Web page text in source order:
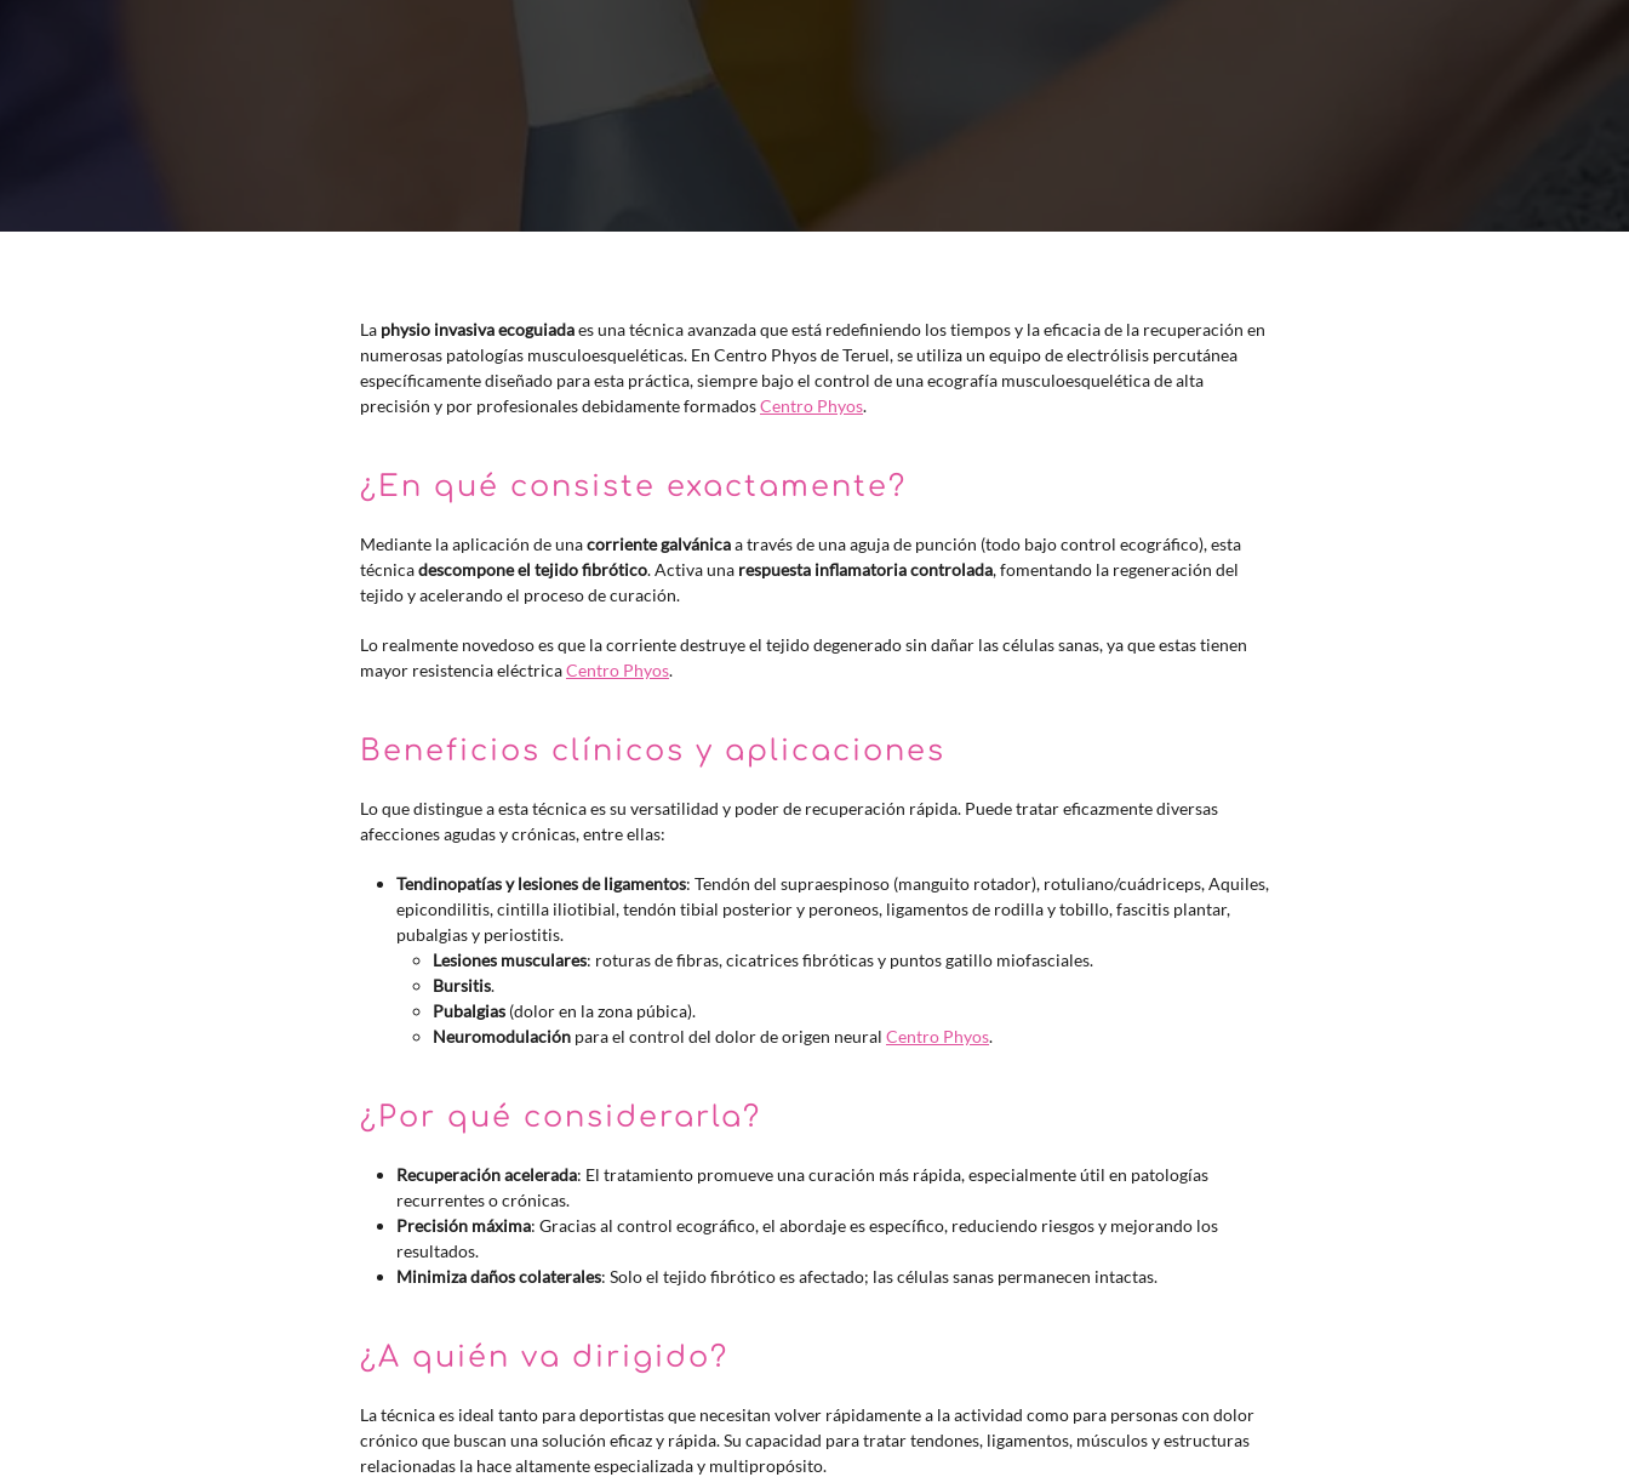
La physio invasiva ecoguiadaes una técnica avanzada que está redefiniendo los tiempos y la eficacia de la recuperación en
numerosas patologías musculoesqueléticas. En Centro Phyos de Teruel, se utiliza un equipo de electrólisis percutánea
específicamente diseñado para esta práctica, siempre bajo el control de una ecografía musculoesquelética de alta
precisión y por profesionales debidamente formadosCentro Phyos.
¿En qué consiste exactamente?
Mediante la aplicación de unacorriente galvánicaa través de una aguja de punción (todo bajo control ecográfico), esta
técnicadescompone el tejido fibrótico. Activa una respuesta inflamatoria controlada, fomentando la regeneración del
tejido y acelerando el proceso de curación.
Lo realmente novedoso es que la corriente destruye el tejido degenerado sin dañar las células sanas, ya que estas tienen
mayor resistencia eléctricaCentro Phyos.
Beneficios clínicos y aplicaciones
Lo que distingue a esta técnica es su versatilidad y poder de recuperación rápida. Puede tratar eficazmente diversas
afecciones agudas y crónicas, entre ellas:
Tendinopatías y lesiones de ligamentos: Tendón del supraespinoso (manguito rotador), rotuliano/cuádriceps, Aquiles,
epicondilitis, cintilla iliotibial, tendón tibial posterior y peroneos, ligamentos de rodilla y tobillo, fascitis plantar,
pubalgias y periostitis.
Lesiones musculares: roturas de fibras, cicatrices fibróticas y puntos gatillo miofasciales.
Bursitis.
Pubalgias (dolor en la zona púbica).
Neuromodulación para el control del dolor de origen neural Centro Phyos.
¿Por qué considerarla?
Recuperación acelerada: El tratamiento promueve una curación más rápida, especialmente útil en patologías
recurrentes o crónicas.
Precisión máxima: Gracias al control ecográfico, el abordaje es específico, reduciendo riesgos y mejorando los
resultados.
Minimiza daños colaterales: Solo el tejido fibrótico es afectado; las células sanas permanecen intactas.
¿A quién va dirigido?
La técnica es ideal tanto para deportistas que necesitan volver rápidamente a la actividad como para personas con dolor
crónico que buscan una solución eficaz y rápida. Su capacidad para tratar tendones, ligamentos, músculos y estructuras
relacionadas la hace altamente especializada y multipropósito.